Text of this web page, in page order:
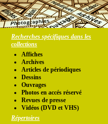
Recherches spécifiques dans les
collections
Affiches
Archives
Articles de périodiques
Dessins
Ouvrages
Photos en accés réservé
Revues de presse
Vidéos (DVD et VHS)
Répertoires